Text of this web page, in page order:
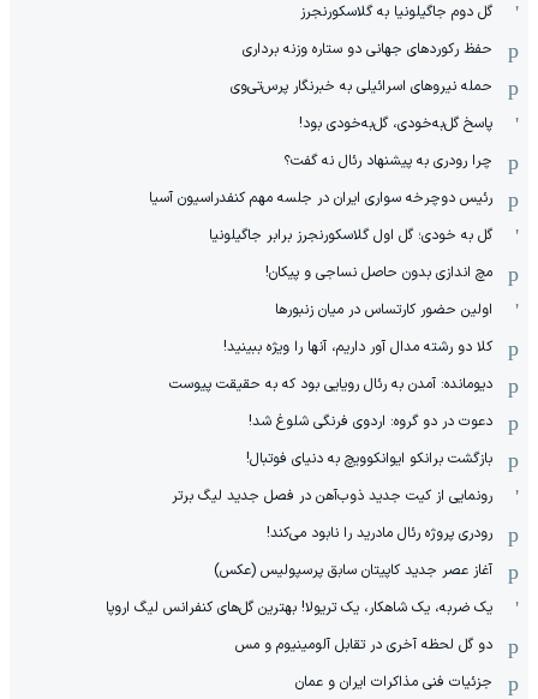
گل دوم جاگیلونیا به گلاسکورنجرز
حفظ رکوردهای جهانی دو ستاره وزنه برداری
حمله نیروهای اسرائیلی به خبرنگار پرس‌تی‌وی
پاسخ گل‌به‌خودی، گل‌به‌خودی بود!
چرا رودری به پیشنهاد رئال نه گفت؟
رئیس دوچرخه سواری ایران در جلسه مهم کنفدراسیون آسیا
گل به خودی؛ گل اول گلاسکورنجرز برابر جاگیلونیا
مچ اندازی بدون حاصل نساجی و پیکان!
اولین حضور کارتساس در میان زنبورها
کلا دو‌ رشته مدال آور داریم، آنها را ویژه ببینید!
دیومانده: آمدن به رئال رویایی بود که به حقیقت پیوست
دعوت در دو گروه: اردوی فرنگی شلوغ شد!
بازگشت برانکو ایوانکوویچ به دنیای فوتبال!
رونمایی از کیت جدید ذوب‌آهن در فصل جدید لیگ برتر
رودری پروژه رئال مادرید را نابود می‌کند!
آغاز عصر جدید کاپیتان سابق پرسپولیس (عکس)
یک ضربه، یک شاهکار، یک تریولا! بهترین گل‌های کنفرانس لیگ اروپا
دو گل لحظه آخری در تقابل آلومینیوم و مس
جزئیات فنی مذاکرات ایران و عمان